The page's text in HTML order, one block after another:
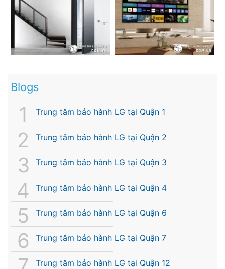
Blogs
Trung tâm bảo hành LG tại Quận 1
Trung tâm bảo hành LG tại Quận 2
Trung tâm bảo hành LG tại Quận 3
Trung tâm bảo hành LG tại Quận 4
Trung tâm bảo hành LG tại Quận 6
Trung tâm bảo hành LG tại Quận 7
Trung tâm bảo hành LG tại Quận 12